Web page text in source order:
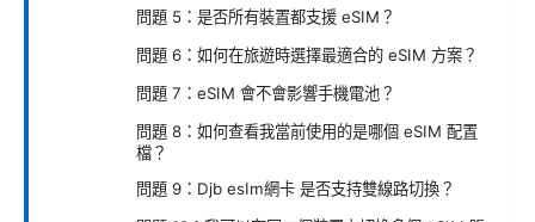
問題 5：是否所有裝置都支援 eSIM？
問題 6：如何在旅遊時選擇最適合的 eSIM 方案？
問題 7：eSIM 會不會影響手機電池？
問題 8：如何查看我當前使用的是哪個 eSIM 配置
檔？
問題 9：Djb esIm網卡 是否支持雙線路切換？